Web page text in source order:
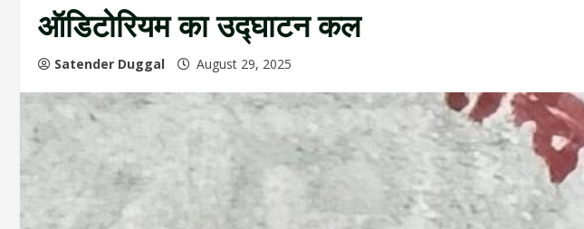
ऑडिटोरियम का उद्घाटन कल
Satender Duggal August 29, 2025